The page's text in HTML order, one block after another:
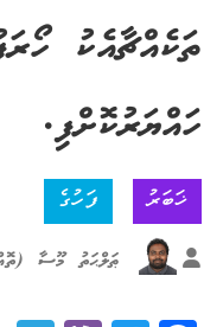
ތަކެއްޗާއެކު
ހައްޔަރުކޮށްފި.
ޚަބަރު ފަހުގެ
ޠަލްޙަތު މޫސާ